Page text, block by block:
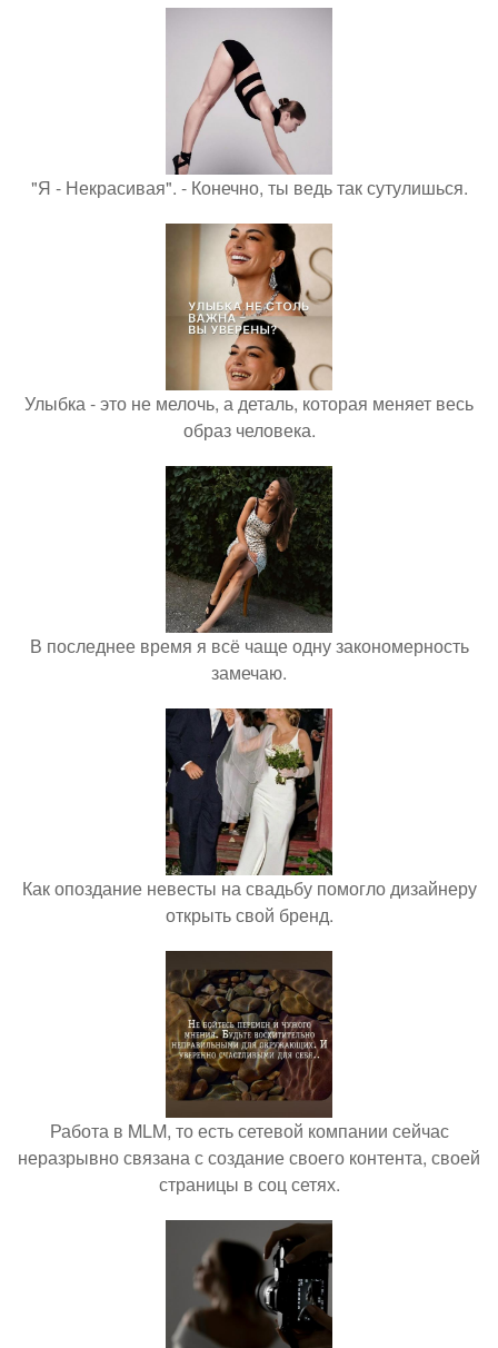
"Я - Некрасивая". - Конечно, ты ведь так сутулишься.
Улыбка - это не мелочь, а деталь, которая меняет весь
образ человека.
В последнее время я всё чаще одну закономерность
замечаю.
Как опоздание невесты на свадьбу помогло дизайнеру
открыть свой бренд.
Работа в MLM, то есть сетевой компании сейчас
неразрывно связана с создание своего контента, своей
страницы в соц сетях.